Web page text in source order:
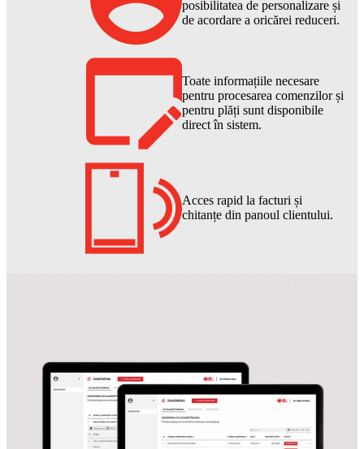
posibilitatea de personalizare și
de acordare a oricărei reduceri.
Toate informațiile necesare
pentru procesarea comenzilor și
pentru plăți sunt disponibile
direct în sistem.
Acces rapid la facturi și
chitanțe din panoul clientului.